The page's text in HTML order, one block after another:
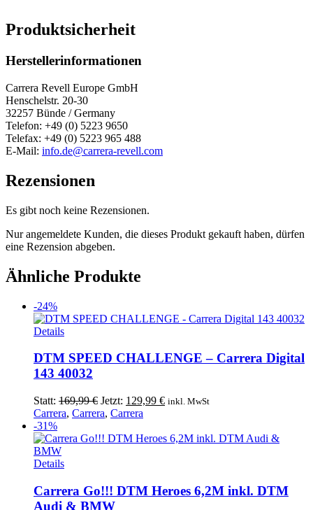
Produktsicherheit
Herstellerinformationen
Carrera Revell Europe GmbH
Henschelstr. 20-30
32257 Bünde / Germany
Telefon: +49 (0) 5223 9650
Telefax: +49 (0) 5223 965 488
E-Mail: info.de@carrera-revell.com
Rezensionen
Es gibt noch keine Rezensionen.
Nur angemeldete Kunden, die dieses Produkt gekauft haben, dürfen
eine Rezension abgeben.
Ähnliche Produkte
-24%
Details
DTM SPEED CHALLENGE – Carrera Digital
143 40032
Statt: 169,99€ Ursprünglicher
Preis
169,99 €
Jetzt: 129,99 €Aktueller
129,99 €.
inkl. MwSt
Carrera, Carrera, Carrera
-31%
Details
Carrera Go!!! DTM Heroes 6,2M inkl. DTM
Audi & BMW